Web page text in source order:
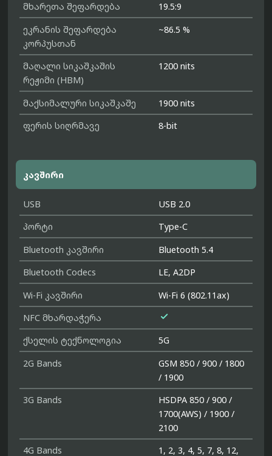
მხარეთა შეფარდება
19.5:9
ეკრანის შეფარდება
კორპუსთან
~86.5 %
მაღალი სიკაშკაშის
რეჟიმი (HBM)
1200 nits
მაქსიმალური სიკაშკაშე
1900 nits
ფერის სიღრმავე
8-bit
კავშირი
USB
USB 2.0
პორტი
Type-C
Bluetooth კავშირი
Bluetooth 5.4
Bluetooth Codecs
LE, A2DP
Wi-Fi კავშირი
Wi-Fi 6 (802.11ax)
NFC მხარდაჭერა

ქსელის ტექნოლოგია
5G
2G Bands
GSM 850 / 900 / 1800
/ 1900
3G Bands
HSDPA 850 / 900 /
1700(AWS) / 1900 /
2100
4G Bands
1, 2, 3, 4, 5, 7, 8, 12,